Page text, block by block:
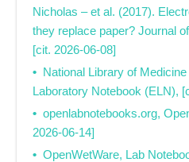
Nicholas – et al. (2017).
they replace paper? Journal
[cit. 2026-06-08]
National Library of
Laboratory Notebook (ELN),
openlabnotebooks.org,
2026-06-14]
OpenWetWare, Lab